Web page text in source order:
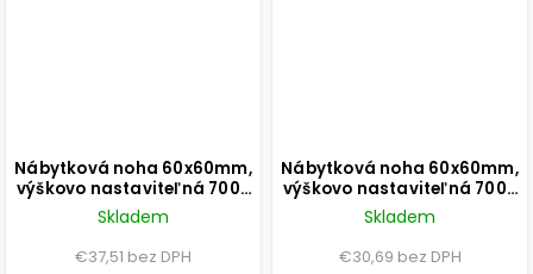
Nábytková noha 60x60mm,
výškovo nastaviteľná 700-
1100mm, chróm
Skladem
€37,51 bez DPH
Nábytková noha 60x60mm,
výškovo nastaviteľná 700-
1100mm, čierna
Skladem
€30,69 bez DPH